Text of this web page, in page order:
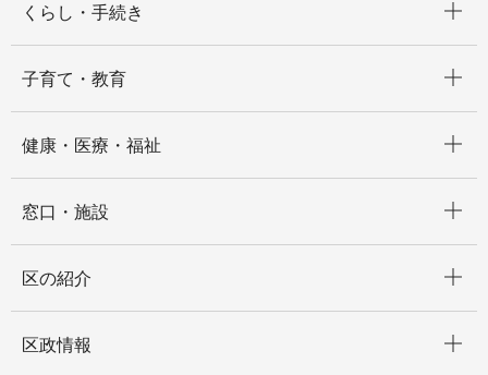
くらし・手続き
子育て・教育
健康・医療・福祉
窓口・施設
区の紹介
区政情報